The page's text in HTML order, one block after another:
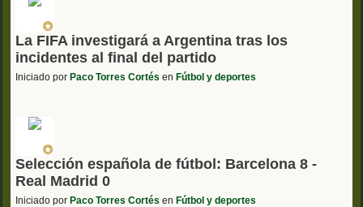
La FIFA investigará a Argentina tras los
incidentes al final del partido
Iniciado por Paco Torres Cortés en Fútbol y deportes
Selección española de fútbol: Barcelona 8 -
Real Madrid 0
Iniciado por Paco Torres Cortés en Fútbol y deportes